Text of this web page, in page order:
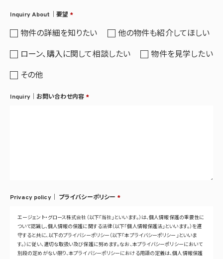
Inquiry About｜要望 *
物件の詳細を知りたい 他の物件も紹介してほしい
ローン、購入に関して相談したい 物件を見学したい
その他
Inquiry｜お問い合わせ内容 *
Privacy policy｜ プライバシーポリシー *
エージェント・グロース株式会社（以下「当社」といいます。）は、個人情報保護の重要性に
ついて認識し、個人情報の保護に関する法律（以下「個人情報保護法」といいます。）を遵
守すると共に、以下のプライバシーポリシー（以下「本プライバシーポリシー」といいま
す。）に従い、適切な取扱い及び保護に努めます。なお、本プライバシーポリシーにおいて
別段の定めがない限り、本プライバシーポリシーにおける用語の定義は、個人情報保護